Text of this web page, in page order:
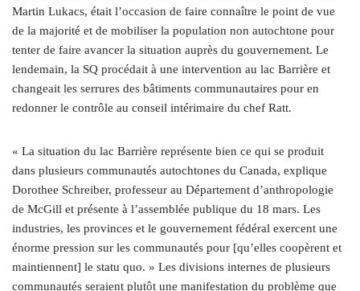
Martin Lukacs, était l’occasion de faire connaître le point de vue
de la majorité et de mobiliser la population non autochtone pour
tenter de faire avancer la situation auprès du gouvernement. Le
lendemain, la SQ procédait à une intervention au lac Barrière et
changeait les serrures des bâtiments communautaires pour en
redonner le contrôle au conseil intérimaire du chef Ratt.
« La situation du lac Barrière représente bien ce qui se produit
dans plusieurs communautés autochtones du Canada, explique
Dorothee Schreiber, professeur au Département d’anthropologie
de McGill et présente à l’assemblée publique du 18 mars. Les
industries, les provinces et le gouvernement fédéral exercent une
énorme pression sur les communautés pour [qu’elles coopèrent et
maintiennent] le statu quo. » Les divisions internes de plusieurs
communautés seraient plutôt une manifestation du problème que